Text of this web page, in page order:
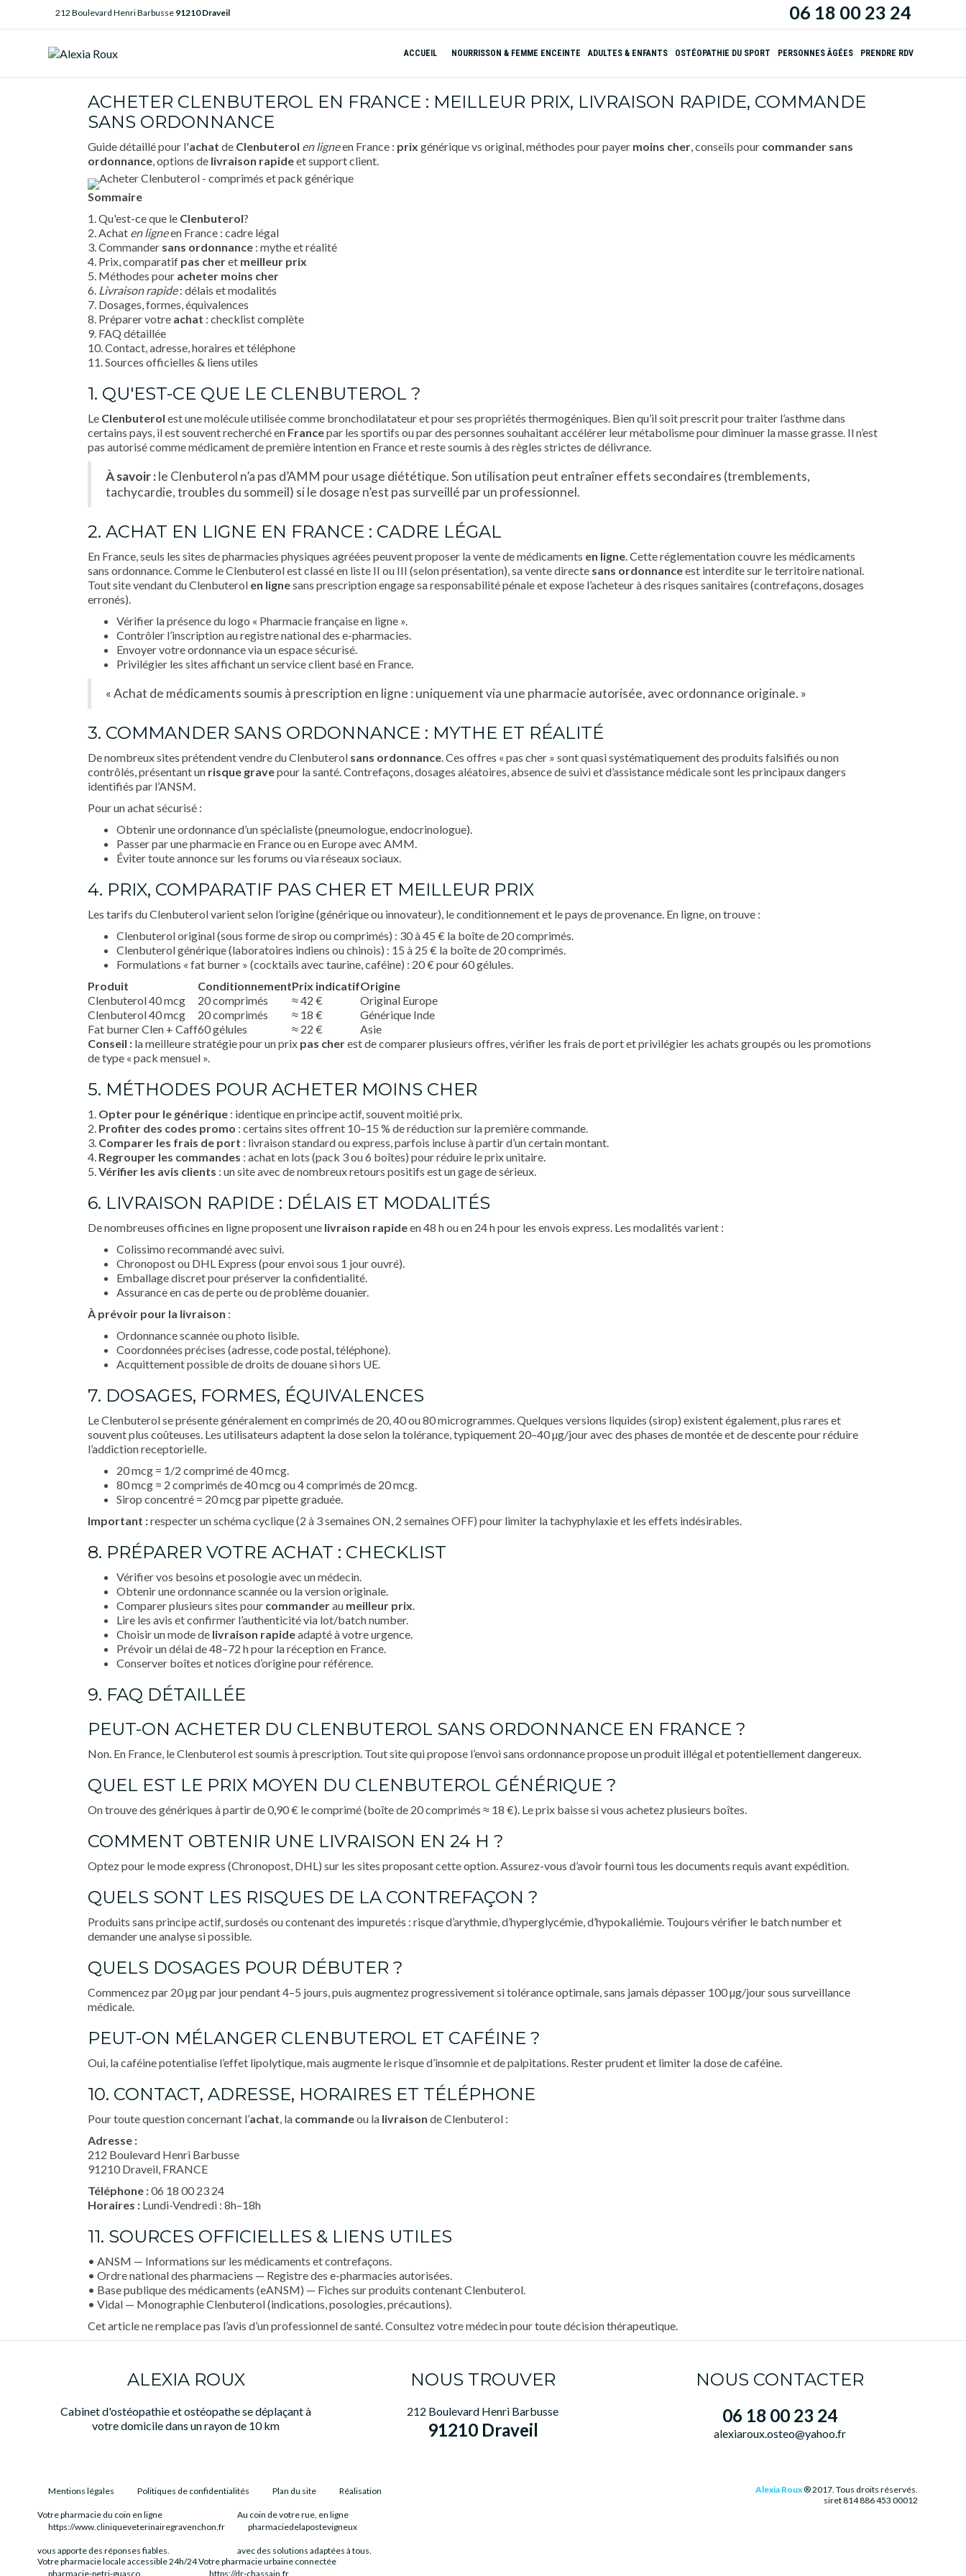
212 Boulevard Henri Barbusse 91210 Draveil 06 18 00 23 24
ACCUEIL NOURRISSON & FEMME ENCEINTE ADULTES & ENFANTS OSTÉOPATHIE DU SPORT PERSONNES ÂGÉES PRENDRE RDV
ACHETER CLENBUTEROL EN FRANCE : MEILLEUR PRIX, LIVRAISON RAPIDE, COMMANDE
SANS ORDONNANCE
Guide détaillé pour l'achat de Clenbuterol en ligneen France : prix générique vs original, méthodes pour payer moins cher, conseils pour commander sans
ordonnance, options de livraison rapideet support client.
Sommaire
1. Qu'est-ce que le Clenbuterol?
2. Achat en ligneen France : cadre légal
3. Commander sans ordonnance : mythe et réalité
4. Prix, comparatif pas cheret meilleur prix
5. Méthodes pour acheter moins cher
6. Livraison rapide: délais et modalités
7. Dosages, formes, équivalences
8. Préparer votre achat : checklist complète
9. FAQ détaillée
10. Contact, adresse, horaires et téléphone
11. Sources officielles & liens utiles
1. QU'EST-CE QUE LE CLENBUTEROL ?
Le Clenbuterol est une molécule utilisée comme bronchodilatateur et pour ses propriétés thermogéniques. Bien qu’il soit prescrit pour traiter l’asthme dans
certains pays, il est souvent recherché en Francepar les sportifs ou par des personnes souhaitant accélérer leur métabolisme pour diminuer la masse grasse. Il n’est
pas autorisé comme médicament de première intention en France et reste soumis à des règles strictes de délivrance.
À savoir :le Clenbuterol n’a pas d’AMM pour usage diététique. Son utilisation peut entraîner effets secondaires (tremblements,
tachycardie, troubles du sommeil) si le dosage n’est pas surveillé par un professionnel.
2. ACHAT EN LIGNE EN FRANCE : CADRE LÉGAL
En France, seuls les sites de pharmacies physiques agréées peuvent proposer la vente de médicaments en ligne. Cette réglementation couvre les médicaments
sans ordonnance. Comme le Clenbuterol est classé en liste II ou III (selon présentation), sa vente directe sans ordonnanceest interdite sur le territoire national.
Tout site vendant du Clenbuterol en lignesans prescription engage sa responsabilité pénale et expose l’acheteur à des risques sanitaires (contrefaçons, dosages
erronés).
Vérifier la présence du logo « Pharmacie française en ligne ».
Contrôler l’inscription au registre national des e-pharmacies.
Envoyer votre ordonnance via un espace sécurisé.
Privilégier les sites affichant un service client basé en France.
« Achat de médicaments soumis à prescription en ligne : uniquement via une pharmacie autorisée, avec ordonnance originale. »
3. COMMANDER SANS ORDONNANCE : MYTHE ET RÉALITÉ
De nombreux sites prétendent vendre du Clenbuterol sans ordonnance. Ces offres « pas cher » sont quasi systématiquement des produits falsifiés ou non
contrôlés, présentant un risque gravepour la santé. Contrefaçons, dosages aléatoires, absence de suivi et d’assistance médicale sont les principaux dangers
identifiés par l’ANSM.
Pour un achat sécurisé :
Obtenir une ordonnance d’un spécialiste (pneumologue, endocrinologue).
Passer par une pharmacie en France ou en Europe avec AMM.
Éviter toute annonce sur les forums ou via réseaux sociaux.
4. PRIX, COMPARATIF PAS CHER ET MEILLEUR PRIX
Les tarifs du Clenbuterol varient selon l’origine (générique ou innovateur), le conditionnement et le pays de provenance. En ligne, on trouve :
Clenbuterol original (sous forme de sirop ou comprimés) : 30 à 45 € la boîte de 20 comprimés.
Clenbuterol générique (laboratoires indiens ou chinois) : 15 à 25 € la boîte de 20 comprimés.
Formulations « fat burner » (cocktails avec taurine, caféine) : 20 € pour 60 gélules.
Produit
ConditionnementPrix indicatifOrigine
Clenbuterol 40 mcg
20 comprimés ≈ 42 €
Original Europe
Clenbuterol 40 mcg
20 comprimés ≈ 18 €
Générique Inde
Fat burner Clen + Caff60 gélules ≈ 22 €
Asie
Conseil : la meilleure stratégie pour un prix pas cherest de comparer plusieurs offres, vérifier les frais de port et privilégier les achats groupés ou les promotions
de type « pack mensuel ».
5. MÉTHODES POUR ACHETER MOINS CHER
1. Opter pour le générique : identique en principe actif, souvent moitié prix.
2. Profiter des codes promo : certains sites offrent 10–15 % de réduction sur la première commande.
3. Comparer les frais de port : livraison standard ou express, parfois incluse à partir d’un certain montant.
4. Regrouper les commandes : achat en lots (pack 3 ou 6 boîtes) pour réduire le prix unitaire.
5.Vérifier les avis clients : un site avec de nombreux retours positifs est un gage de sérieux.
6. LIVRAISON RAPIDE : DÉLAIS ET MODALITÉS
De nombreuses officines en ligne proposent une livraison rapideen 48 h ou en 24 h pour les envois express. Les modalités varient :
Colissimo recommandé avec suivi.
Chronopost ou DHL Express (pour envoi sous 1 jour ouvré).
Emballage discret pour préserver la confidentialité.
Assurance en cas de perte ou de problème douanier.
À prévoir pour la livraison :
Ordonnance scannée ou photo lisible.
Coordonnées précises (adresse, code postal, téléphone).
Acquittement possible de droits de douane si hors UE.
7. DOSAGES, FORMES, ÉQUIVALENCES
Le Clenbuterol se présente généralement en comprimés de 20, 40 ou 80 microgrammes. Quelques versions liquides (sirop) existent également, plus rares et
souvent plus coûteuses. Les utilisateurs adaptent la dose selon la tolérance, typiquement 20–40 µg/jour avec des phases de montée et de descente pour réduire
l’addiction receptorielle.
20 mcg = 1/2 comprimé de 40 mcg.
80 mcg = 2 comprimés de 40 mcg ou 4 comprimés de 20 mcg.
Sirop concentré = 20 mcg par pipette graduée.
Important :respecter un schéma cyclique (2 à 3 semaines ON, 2 semaines OFF) pour limiter la tachyphylaxie et les effets indésirables.
8. PRÉPARER VOTRE ACHAT : CHECKLIST
Vérifier vos besoins et posologie avec un médecin.
Obtenir une ordonnance scannée ou la version originale.
Comparer plusieurs sites pour commanderau meilleur prix.
Lire les avis et confirmer l’authenticité via lot/batch number.
Choisir un mode de livraison rapideadapté à votre urgence.
Prévoir un délai de 48–72 h pour la réception en France.
Conserver boîtes et notices d’origine pour référence.
9. FAQ DÉTAILLÉE
PEUT-ON ACHETER DU CLENBUTEROL SANS ORDONNANCE EN FRANCE ?
Non. En France, le Clenbuterol est soumis à prescription. Tout site qui propose l’envoi sans ordonnance propose un produit illégal et potentiellement dangereux.
QUEL EST LE PRIX MOYEN DU CLENBUTEROL GÉNÉRIQUE ?
On trouve des génériques à partir de 0,90 € le comprimé (boîte de 20 comprimés ≈ 18 €). Le prix baisse si vous achetez plusieurs boîtes.
COMMENT OBTENIR UNE LIVRAISON EN 24 H ?
Optez pour le mode express (Chronopost, DHL) sur les sites proposant cette option. Assurez-vous d’avoir fourni tous les documents requis avant expédition.
QUELS SONT LES RISQUES DE LA CONTREFAÇON ?
Produits sans principe actif, surdosés ou contenant des impuretés : risque d’arythmie, d’hyperglycémie, d’hypokaliémie. Toujours vérifier le batch number et
demander une analyse si possible.
QUELS DOSAGES POUR DÉBUTER ?
Commencez par 20 µg par jour pendant 4–5 jours, puis augmentez progressivement si tolérance optimale, sans jamais dépasser 100 µg/jour sous surveillance
médicale.
PEUT-ON MÉLANGER CLENBUTEROL ET CAFÉINE ?
Oui, la caféine potentialise l’effet lipolytique, mais augmente le risque d’insomnie et de palpitations. Rester prudent et limiter la dose de caféine.
10. CONTACT, ADRESSE, HORAIRES ET TÉLÉPHONE
Pour toute question concernant l’achat, la commandeou la livraison de Clenbuterol :
Adresse :
212 Boulevard Henri Barbusse
91210 Draveil, FRANCE
Téléphone :06 18 00 23 24
Horaires : Lundi-Vendredi : 8h–18h
11. SOURCES OFFICIELLES & LIENS UTILES
• ANSM — Informations sur les médicaments et contrefaçons.
• Ordre national des pharmaciens — Registre des e-pharmacies autorisées.
• Base publique des médicaments (eANSM) — Fiches sur produits contenant Clenbuterol.
• Vidal — Monographie Clenbuterol (indications, posologies, précautions).
Cet article ne remplace pas l’avis d’un professionnel de santé. Consultez votre médecin pour toute décision thérapeutique.
ALEXIA ROUX
Cabinet d'ostéopathie et ostéopathe se déplaçant à
votre domicile dans un rayon de 10 km
NOUS TROUVER
212 Boulevard Henri Barbusse
91210 Draveil
NOUS CONTACTER
06 18 00 23 24
alexiaroux.osteo@yahoo.fr
Mentions légales Politiques de confidentialités Plan du site Réalisation
Votre pharmacie du coin en ligne
https://www.cliniqueveterinairegravenchon.fr
vous apporte des réponses fiables.
Au coin de votre rue, en ligne
pharmaciedelapostevigneux
avec des solutions adaptées à tous.
Votre pharmacie locale accessible 24h/24
pharmacie-petri-guasco
Votre pharmacie urbaine connectée
https://dr-chassain.fr
Alexia Roux® 2017. Tous droits réservés.
siret 814 886 453 00012